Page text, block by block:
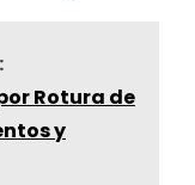
Rotura de
y